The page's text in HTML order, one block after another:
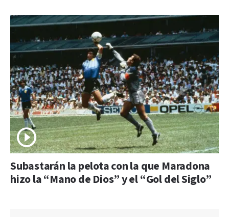
Subastarán la pelota con la que Maradona
hizo la “Mano de Dios” y el “Gol del Siglo”